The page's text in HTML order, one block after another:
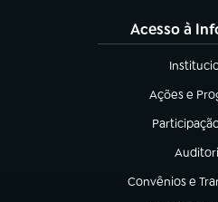
Acesso à
(abre em
Ações e
(abre em
(abre em
(abre
Convênios e
(abre em nova